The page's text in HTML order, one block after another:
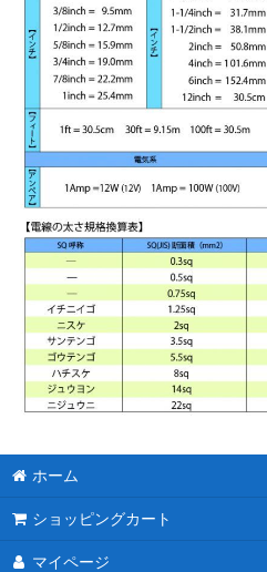
ホーム
ショッピングカート
マイページ